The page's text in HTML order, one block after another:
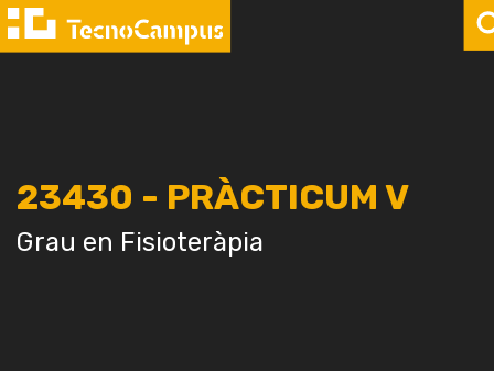
23430 - PRÀCTICUM V
Grau en Fisioteràpia